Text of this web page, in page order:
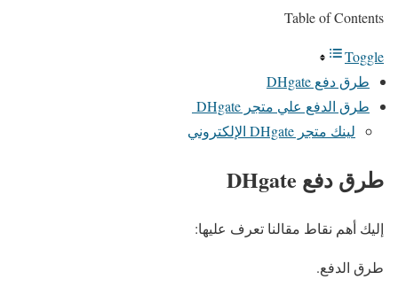
Table of Contents
Toggle
طرق دفع DHgate
طرق الدفع علي متجر DHgate
لينك متجر DHgate الإلكتروني
طرق دفع DHgate
إليك أهم نقاط مقالنا تعرف عليها:
طرق الدفع.